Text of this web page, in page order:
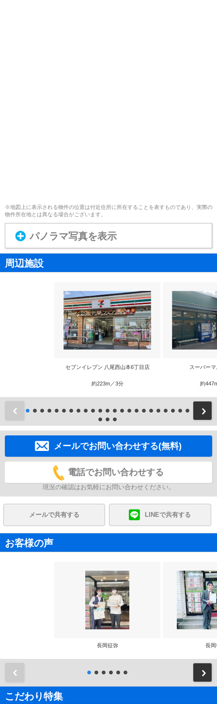
※地図上に表示される物件の位置は付近住所に所在することを表すものであり、実際の
物件所在地とは異なる場合がございます。
パノラマ写真を表示
周辺施設
セブンイレブン 八尾西山本6丁目店
約223m／3分
スーパー
約
前
メールでお問い合わせする(無料)
電話でお問い合わせする
現況の確認はお気軽にお問い合わせください。
メールで共有する LINEで共有する
お客様の声
長岡征弥 長岡
こだわり特集